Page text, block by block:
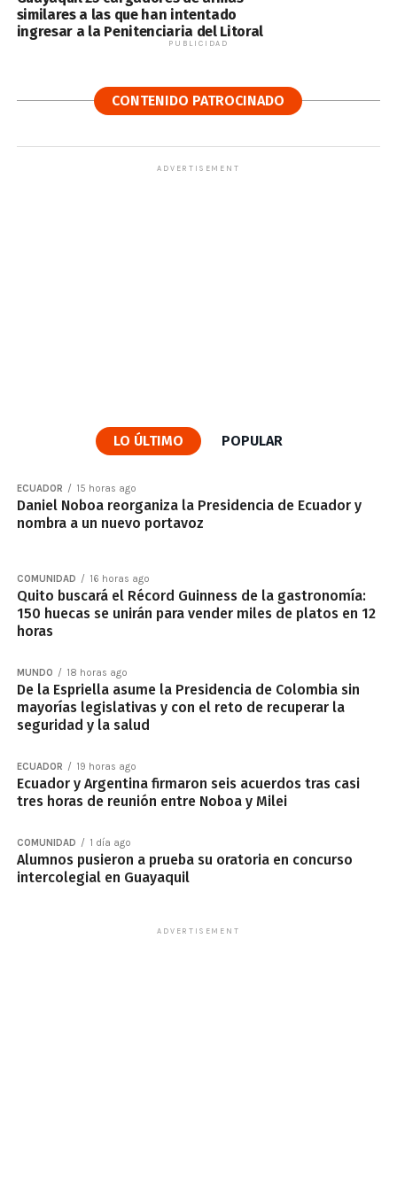
similares a las que han intentado
ingresar a la Penitenciaria del Litoral
PUBLICIDAD
CONTENIDO PATROCINADO
ADVERTISEMENT
LO ÚLTIMO POPULAR
ECUADOR 15 horas ago
Daniel Noboa reorganiza la Presidencia de Ecuador y
nombra a un nuevo portavoz
COMUNIDAD 16 horas ago
Quito buscará el Récord Guinness de la gastronomía:
150 huecas se unirán para vender miles de platos en 12
horas
MUNDO 18 horas ago
De la Espriella asume la Presidencia de Colombia sin
mayorías legislativas y con el reto de recuperar la
seguridad y la salud
ECUADOR 19 horas ago
Ecuador y Argentina firmaron seis acuerdos tras casi
tres horas de reunión entre Noboa y Milei
COMUNIDAD 1 día ago
Alumnos pusieron a prueba su oratoria en concurso
intercolegial en Guayaquil
ADVERTISEMENT